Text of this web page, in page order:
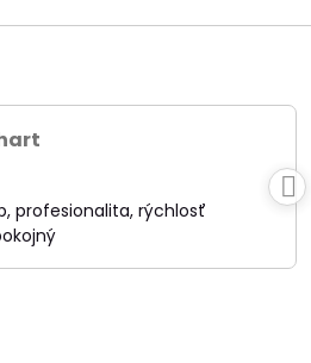
/
5
profesionalita, rýchlosť